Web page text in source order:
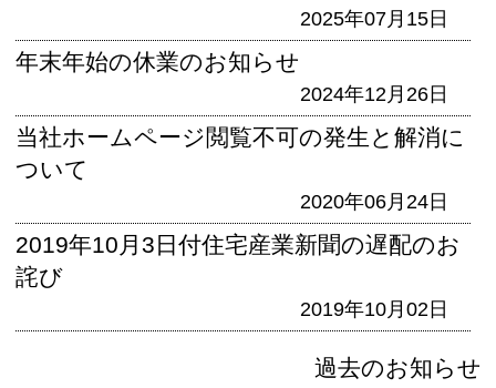
2025年07月15日
年末年始の休業のお知らせ
2024年12月26日
当社ホームページ閲覧不可の発生と解消に
ついて
2020年06月24日
2019年10月3日付住宅産業新聞の遅配のお
詫び
2019年10月02日
過去のお知らせ